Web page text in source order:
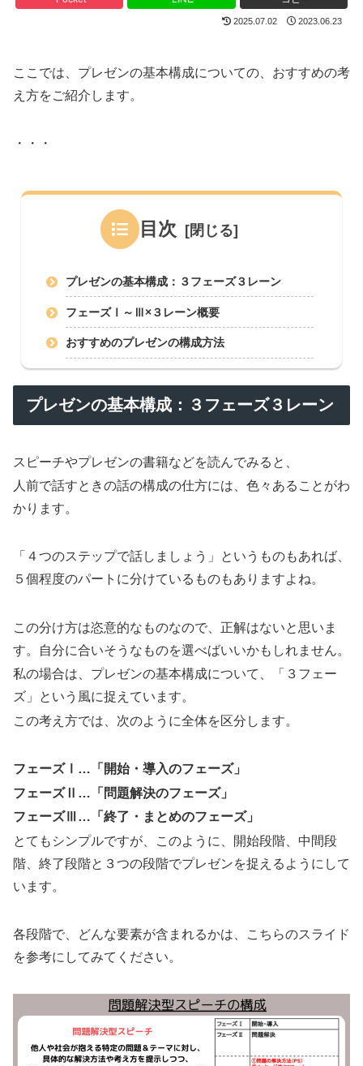
2025.07.02 2023.06.23
ここでは、プレゼンの基本構成についての、おすすめの考
え方をご紹介します。
・・・
目次
プレゼンの基本構成：３フェーズ３レーン
フェーズⅠ～Ⅲ×３レーン概要
おすすめのプレゼンの構成方法
プレゼンの基本構成：３フェーズ３レーン
スピーチやプレゼンの書籍などを読んでみると、
人前で話すときの話の構成の仕方には、色々あることがわ
かります。
「４つのステップで話しましょう」というものもあれば、
５個程度のパートに分けているものもありますよね。
この分け方は恣意的なものなので、正解はないと思いま
す。自分に合いそうなものを選べばいいかもしれません。
私の場合は、プレゼンの基本構成について、「３フェー
ズ」という風に捉えています。
この考え方では、次のように全体を区分します。
フェーズⅠ…「開始・導入のフェーズ」
フェーズⅡ…「問題解決のフェーズ」
フェーズⅢ…「終了・まとめのフェーズ」
とてもシンプルですが、このように、開始段階、中間段
階、終了段階と３つの段階でプレゼンを捉えるようにして
います。
各段階で、どんな要素が含まれるかは、こちらのスライド
を参考にしてみてください。